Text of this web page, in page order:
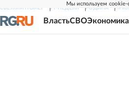
Мы используем cookie-
СВЕЖИЙ НОМЕР РГ-НЕДЕЛЯ РОДИНА
ВластьСВОЭкономика